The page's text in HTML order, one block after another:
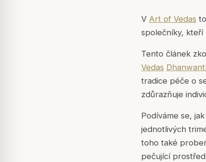
V Art of Vedas
společníky, kteří
Tento článek
Vedas
tradice péče o
zdůrazňuje
Podíváme se,
jednotlivých
toho také
pečující